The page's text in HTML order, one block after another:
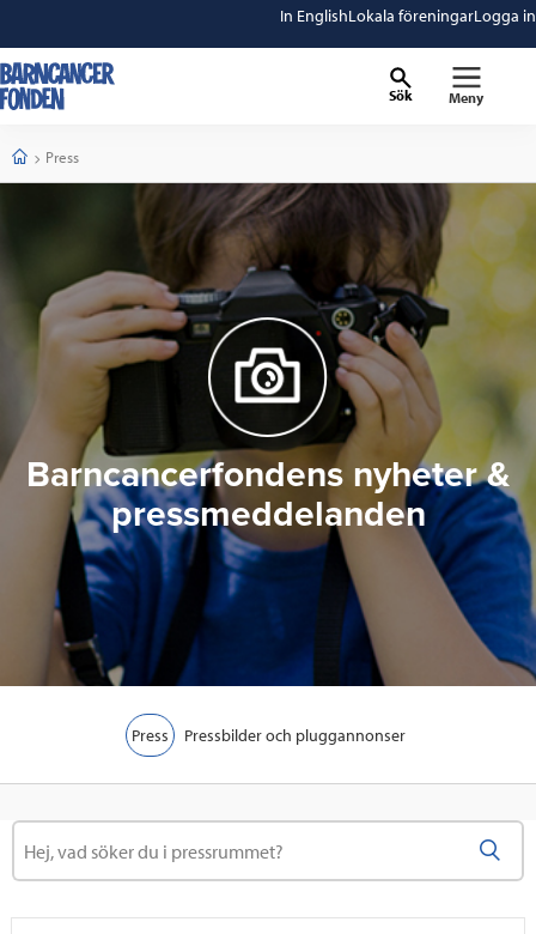
In EnglishLokala föreningarLogga in
Sök Meny
StartCurrent:
Press
Barncancerfondens nyheter &
pressmeddelanden
Press Pressbilder och pluggannonser
S
k